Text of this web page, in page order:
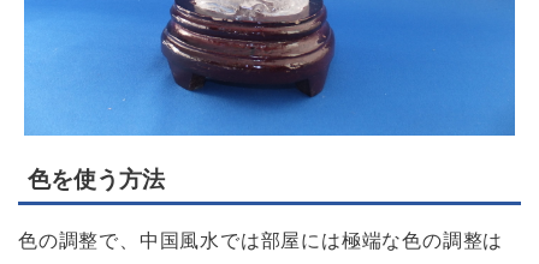
色を使う方法
色の調整で、中国風水では部屋には極端な色の調整は